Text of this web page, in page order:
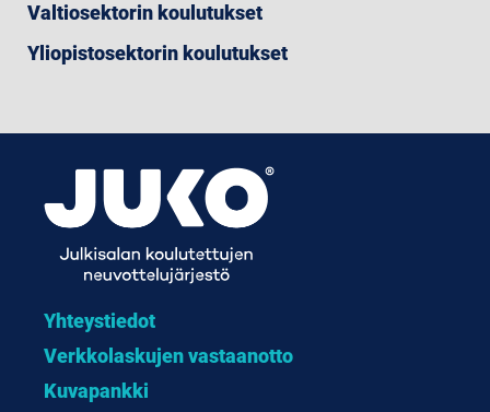
Valtiosektorin koulutukset
Yliopistosektorin koulutukset
Yhteystiedot
Verkkolaskujen vastaanotto
Kuvapankki